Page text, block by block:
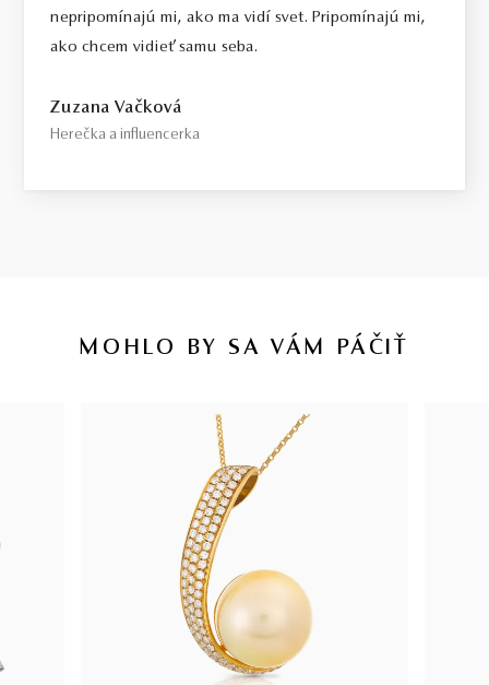
nepripomínajú mi, ako ma vidí svet. Pripomínajú mi,
ako chcem vidieť samu seba.
Zuzana Vačková
Herečka a influencerka
MOHLO BY SA VÁM PÁČIŤ